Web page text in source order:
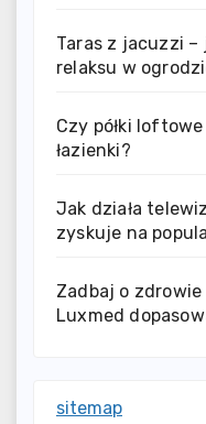
Taras z jacuzzi
relaksu w
Czy półki
łazienki?
Jak działa
zyskuje na
Zadbaj o
Luxmed
sitemap